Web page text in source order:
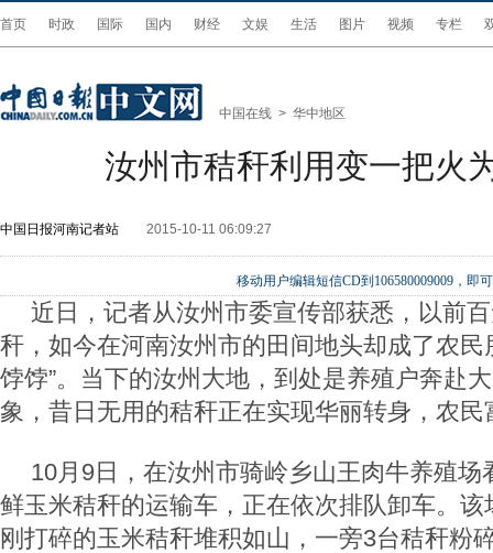
首页 时政 国际 国内 财经 文娱 生活 图片 视频 专栏
中国在线 > 华中地区
汝州市秸秆利用变一把火
中国日报河南记者站 2015-10-11 06:09:27
移动用户编辑短信CD到106580009009，即
近日，记者从汝州市委宣传部获悉，以前
秆，如今在河南汝州市的田间地头却成了农民
饽饽”。当下的汝州大地，到处是养殖户奔赴
象，昔日无用的秸秆正在实现华丽转身，农
10月9日，在汝州市骑岭乡山王肉牛养殖场
鲜玉米秸秆的运输车，正在依次排队卸车。
刚打碎的玉米秸秆堆积如山，一旁3台秸秆粉